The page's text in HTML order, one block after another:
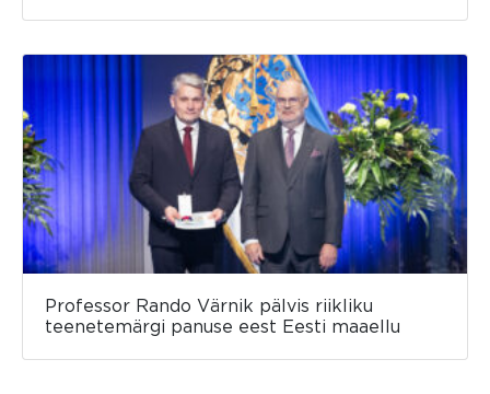
Professor Rando Värnik pälvis riikliku
teenetemärgi panuse eest Eesti maaellu